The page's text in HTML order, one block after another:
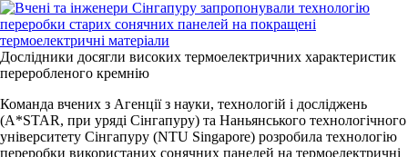
Дослідники досягли високих термоелектричних характеристик
переробленого кремнію
Команда вчених з Агенції з науки, технологій і досліджень
(A*STAR, при уряді Сінгапуру) та Наньянського технологічного
університету Сінгапуру (NTU Singapore) розробила технологію
переробки використаних сонячних панелей на термоелектричні